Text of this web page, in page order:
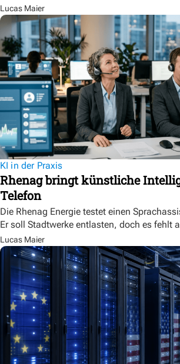
Lucas Maier
KI in der Praxis
Rhenag bringt künstliche
Telefon
Die Rhenag Energie testet einen
Er soll Stadtwerke entlasten, doch es fehlt
Lucas Maier